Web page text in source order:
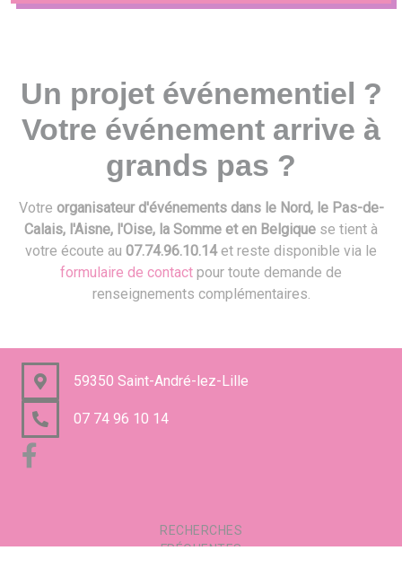
Un projet événementiel ?
Votre événement arrive à
grands pas ?
Votre organisateur d'événements dans le Nord, le Pas-de-
Calais, l'Aisne, l'Oise, la Somme et en Belgique se tient à
votre écoute au 07.74.96.10.14et reste disponible via le
formulaire de contact pour toute demande de
renseignements complémentaires.
59350 Saint-André-lez-Lille
07 74 96 10 14
RECHERCHES
FRÉQUENTES